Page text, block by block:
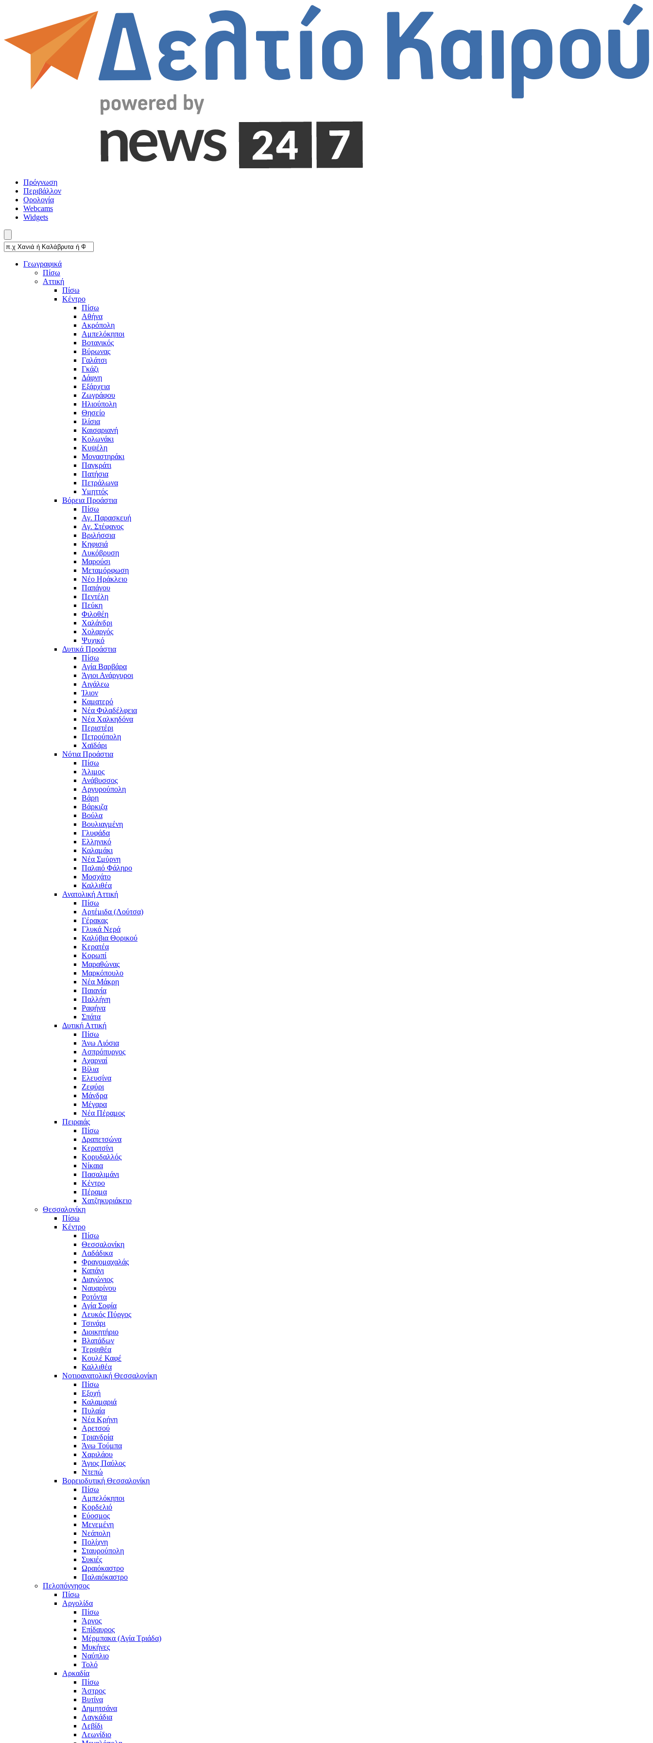
Πρόγνωση
Περιβάλλον
Ορολογία
Webcams
Widgets
Γεωγραφικά
Πίσω
Αττική
Πίσω
Κέντρο
Πίσω
Αθήνα
Ακρόπολη
Αμπελόκηποι
Βοτανικός
Βύρωνας
Γαλάτσι
Γκάζι
Δάφνη
Εξάρχεια
Ζωγράφου
Ηλιούπολη
Θησείο
Ιλίσια
Καισαριανή
Κολωνάκι
Κυψέλη
Μοναστηράκι
Παγκράτι
Πατήσια
Πετράλωνα
Υμηττός
Βόρεια Προάστια
Πίσω
Αγ. Παρασκευή
Αγ. Στέφανος
Βριλήσσια
Κηφισιά
Λυκόβρυση
Μαρούσι
Μεταμόρφωση
Νέο Ηράκλειο
Παπάγου
Πεντέλη
Πεύκη
Φιλοθέη
Χαλάνδρι
Χολαργός
Ψυχικό
Δυτικά Προάστια
Πίσω
Αγία Βαρβάρα
Άγιοι Ανάργυροι
Αιγάλεω
Ίλιον
Καματερό
Νέα Φιλαδέλφεια
Νέα Χαλκηδόνα
Περιστέρι
Πετρούπολη
Χαϊδάρι
Νότια Προάστια
Πίσω
Άλιμος
Ανάβυσσος
Αργυρούπολη
Βάρη
Βάρκιζα
Βούλα
Βουλιαγμένη
Γλυφάδα
Ελληνικό
Καλαμάκι
Νέα Σμύρνη
Παλαιό Φάληρο
Μοσχάτο
Καλλιθέα
Ανατολική Αττική
Πίσω
Αρτέμιδα (Λούτσα)
Γέρακας
Γλυκά Νερά
Καλύβια Θορικού
Κερατέα
Κορωπί
Μαραθώνας
Μαρκόπουλο
Νέα Μάκρη
Παιανία
Παλλήνη
Ραφήνα
Σπάτα
Δυτική Αττική
Πίσω
Άνω Λιόσια
Ασπρόπυργος
Αχαρναί
Βίλια
Ελευσίνα
Ζεφύρι
Μάνδρα
Μέγαρα
Νέα Πέραμος
Πειραιάς
Πίσω
Δραπετσώνα
Κερατσίνι
Κορυδαλλός
Νίκαια
Πασαλιμάνι
Κέντρο
Πέραμα
Χατζηκυριάκειο
Θεσσαλονίκη
Πίσω
Κέντρο
Πίσω
Θεσσαλονίκη
Λαδάδικα
Φραγομαχαλάς
Καπάνι
Διαγώνιος
Ναυαρίνου
Ροτόντα
Αγία Σοφία
Λευκός Πύργος
Τσινάρι
Διοικητήριο
Βλατάδων
Τερψιθέα
Κουλέ Καφέ
Καλλιθέα
Νοτιοανατολική Θεσσαλονίκη
Πίσω
Εξοχή
Καλαμαριά
Πυλαία
Νέα Κρήνη
Αρετσού
Τριανδρία
Άνω Τούμπα
Χαριλάου
Άγιος Παύλος
Ντεπώ
Βορειοδυτική Θεσσαλονίκη
Πίσω
Αμπελόκηποι
Κορδελιό
Εύοσμος
Μενεμένη
Νεάπολη
Πολίχνη
Σταυρούπολη
Συκιές
Ωραιόκαστρο
Παλαιόκαστρο
Πελοπόννησος
Πίσω
Αργολίδα
Πίσω
Άργος
Επίδαυρος
Μέρμπακα (Αγία Τριάδα)
Μυκήνες
Ναύπλιο
Τολό
Αρκαδία
Πίσω
Άστρος
Βυτίνα
Δημητσάνα
Λαγκάδια
Λεβίδι
Λεωνίδιο